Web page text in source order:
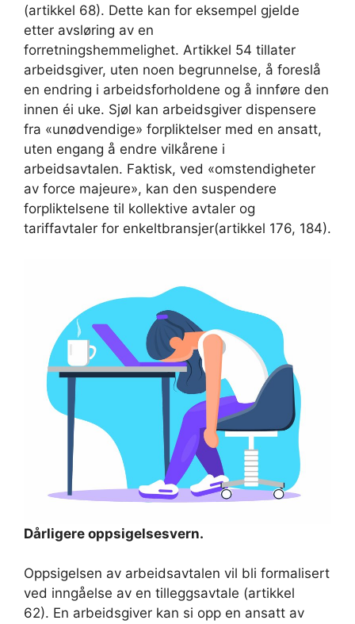
(artikkel 68). Dette kan for eksempel gjelde
etter avsløring av en
forretningshemmelighet. Artikkel 54 tillater
arbeidsgiver, uten noen begrunnelse, å foreslå
en endring i arbeidsforholdene og å innføre den
innen éi uke. Sjøl kan arbeidsgiver dispensere
fra «unødvendige» forpliktelser med en ansatt,
uten engang å endre vilkårene i
arbeidsavtalen. Faktisk, ved «omstendigheter
av force majeure», kan den suspendere
forpliktelsene til kollektive avtaler og
tariffavtaler for enkeltbransjer(artikkel 176, 184).
Dårligere oppsigelsesvern.
Oppsigelsen av arbeidsavtalen vil bli formalisert
ved inngåelse av en tilleggsavtale (artikkel
62). En arbeidsgiver kan si opp en ansatt av